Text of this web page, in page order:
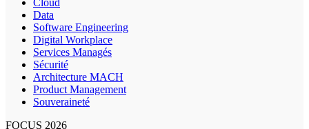
Cloud
Data
Software Engineering
Digital Workplace
Services Managés
Sécurité
Architecture MACH
Product Management
Souveraineté
FOCUS 2026